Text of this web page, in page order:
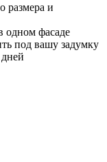
размера и
одном фасаде
под вашу задумку